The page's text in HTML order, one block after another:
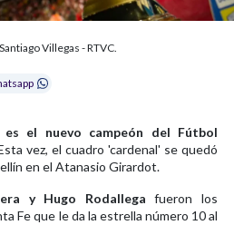
Villegas - RTVC.
es el nuevo campeón del Fútbol
vez, el cuadro 'cardenal' se quedó
en el Atanasio Girardot.
y Hugo Rodallegafueron los
Fe que le da la estrella número 10 al